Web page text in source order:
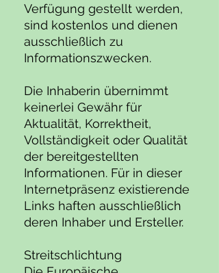
Verfügung gestellt werden,
sind kostenlos und dienen
ausschließlich zu
Informationszwecken.
Die Inhaberin übernimmt
keinerlei Gewähr für
Aktualität, Korrektheit,
Vollständigkeit oder Qualität
der bereitgestellten
Informationen. Für in dieser
Internetpräsenz existierende
Links haften ausschließlich
deren Inhaber und Ersteller.​
Streitschlichtung